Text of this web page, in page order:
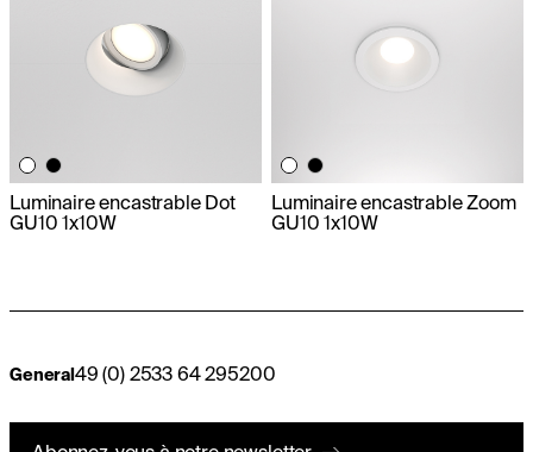
Luminaire encastrable Dot
GU10 1x10W
Luminaire encastrable Zoom
GU10 1x10W
General49 (0) 2533 64 295200